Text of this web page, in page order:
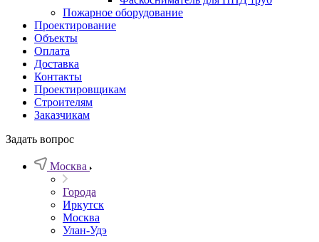
Пожарное оборудование
Проектирование
Объекты
Оплата
Доставка
Контакты
Проектировщикам
Строителям
Заказчикам
Задать вопрос
Москва
Города
Иркутск
Москва
Улан-Удэ